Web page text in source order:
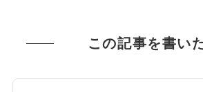
この記事を書い